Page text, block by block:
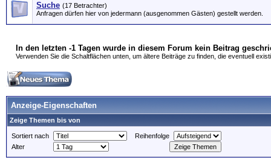
Suche (17 Betrachter)
Anfragen dürfen hier von jedermann (ausgenommen Gästen) gestellt werden.
In den letzten -1 Tagen wurde in diesem Forum kein Beitrag
Verwenden Sie die Schaltflächen unten, um ältere Beiträge zu finden, die eventuell
Anzeige-Eigenschaften
Zeige Themen bis von
Sortiert nach
Reihenfolge
Alter